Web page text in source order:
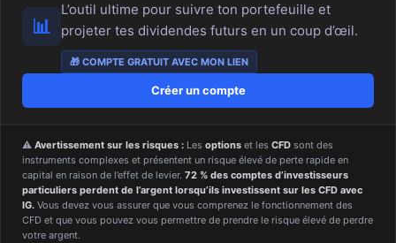
📊
L’outil ultime pour suivre ton portefeuille et
projeter tes dividendes futurs en un coup d’œil.
🎁 COMPTE GRATUIT AVEC MON LIEN
Créer un compte
⚠️ Avertissement sur les risques : Les options et les CFD sont des
instruments complexes et présentent un risque élevé de perte rapide en
capital en raison de l’effet de levier. 72 % des comptes d’investisseurs
particuliers perdent de l’argent lorsqu’ils investissent sur les CFD avec
IG. Vous devez vous assurer que vous comprenez le fonctionnement des
CFD et que vous pouvez vous permettre de prendre le risque élevé de perdre
votre argent.